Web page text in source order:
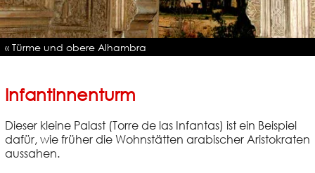
« Türme und obere Alhambra
Infantinnenturm
Dieser kleine Palast (Torre de las Infantas) ist ein Beispiel
dafür, wie früher die Wohnstätten arabischer Aristokraten
aussahen.